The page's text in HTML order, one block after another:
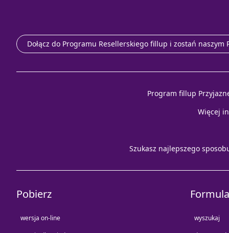
Dołącz do Programu Resellerskiego fillup i zostań naszym
Program fillup
Więcej
Szukasz najlepszego
Pobierz
wersja on-line
wyszukaj